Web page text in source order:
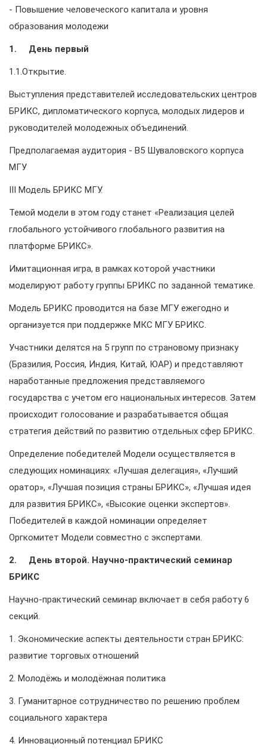
- Повышение человеческого капитала и уровня
образования молодежи
1. День первый
1.1.Открытие.
Выступления представителей исследовательских центров
БРИКС, дипломатического корпуса, молодых лидеров и
руководителей молодежных объединений.
Предполагаемая аудитория - В5 Шуваловского корпуса
МГУ
III Модель БРИКС МГУ.
Темой модели в этом году станет «Реализация целей
глобального устойчивого глобального развития на
платформе БРИКС».
Имитационная игра, в рамках которой участники
моделируют работу группы БРИКС по заданной тематике.
Модель БРИКС проводится на базе МГУ ежегодно и
организуется при поддержке МКС МГУ БРИКС.
Участники делятся на 5 групп по страновому признаку
(Бразилия, Россия, Индия, Китай, ЮАР) и представляют
наработанные предложения представляемого
государства с учетом его национальных интересов. Затем
происходит голосование и разрабатывается общая
стратегия действий по развитию отдельных сфер БРИКС.
Определение победителей Модели осуществляется в
следующих номинациях: «Лучшая делегация», «Лучший
оратор», «Лучшая позиция страны БРИКС», «Лучшая идея
для развития БРИКС», «Высокие оценки экспертов».
Победителей в каждой номинации определяет
Оргкомитет Модели совместно с экспертами.
2. День второй. Научно-практический семинар
БРИКС
Научно-практический семинар включает в себя работу 6
секций.
1. Экономические аспекты деятельности стран БРИКС:
развитие торговых отношений
2. Молодёжь и молодёжная политика
3. Гуманитарное сотрудничество по решению проблем
социального характера
4. Инновационный потенциал БРИКС